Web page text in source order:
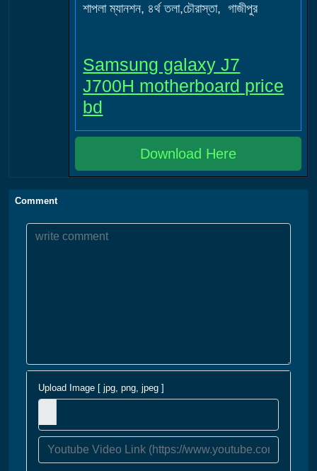
শাপলা ম্যানশন, ৪র্থ তলা,চৌরাস্তা, গাজীপুর
Samsung galaxy J7
J700H motherboard price
bd
Download Here
Comment
Upload Image [ jpg, png, jpeg ]